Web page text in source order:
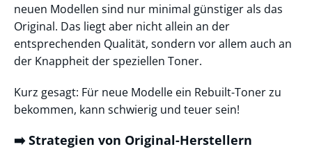
neuen Modellen sind nur minimal günstiger als das
Original. Das liegt aber nicht allein an der
entsprechenden Qualität, sondern vor allem auch an
der Knappheit der speziellen Toner.
Kurz gesagt: Für neue Modelle ein Rebuilt-Toner zu
bekommen, kann schwierig und teuer sein!
➡️ Strategien von Original-Herstellern